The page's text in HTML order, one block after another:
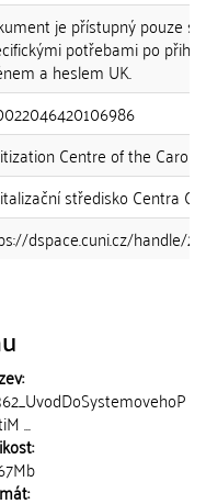
je přístupný pouze
potřebami po
a heslem UK.
Centre of the
středisko Centra
dspace.cuni.cz/handle/
...